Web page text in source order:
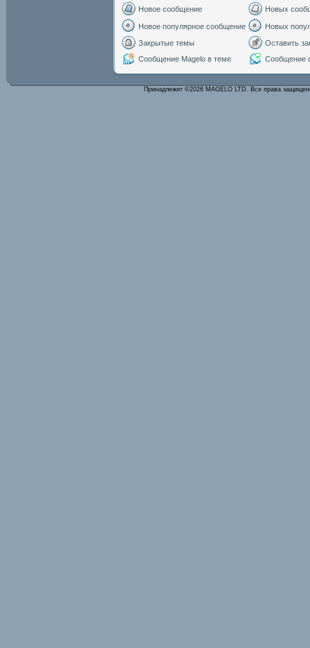
Новое сообщение Новых
Новое популярное сообщение
Новых
Закрытые темы
Оставить
Сообщение Magelo в теме
Сообщение
Принадлежит ©2026 MAGELO LTD. Все права